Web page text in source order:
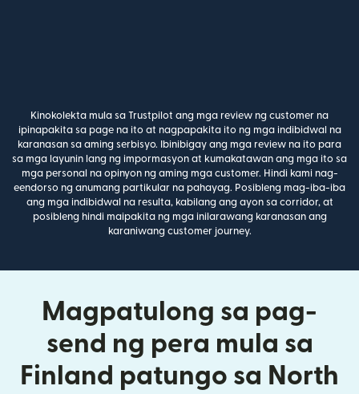
Kinokolekta mula sa Trustpilot ang mga review ng customer na
ipinapakita sa page na ito at nagpapakita ito ng mga indibidwal na
karanasan sa aming serbisyo. Ibinibigay ang mga review na ito para
sa mga layunin lang ng impormasyon at kumakatawan ang mga ito sa
mga personal na opinyon ng aming mga customer. Hindi kami nag-
eendorso ng anumang partikular na pahayag. Posibleng mag-iba-iba
ang mga indibidwal na resulta, kabilang ang ayon sa corridor, at
posibleng hindi maipakita ng mga inilarawang karanasan ang
karaniwang customer journey.
Magpatulong sa pag-
send ng pera mula sa
Finland patungo sa North